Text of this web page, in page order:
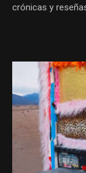
crónicas y